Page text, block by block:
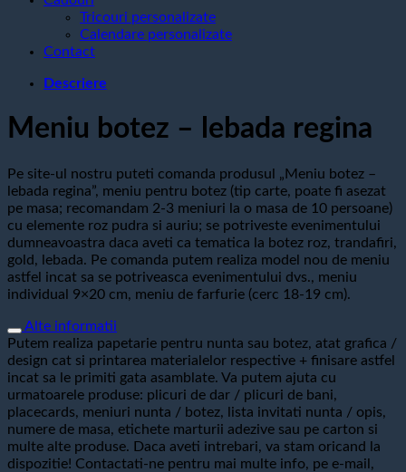
Tricouri personalizate
Calendare personalizate
Contact
Descriere
Meniu botez – lebada regina
Pe site-ul nostru puteti comanda produsul „Meniu botez –
lebada regina”, meniu pentru botez (tip carte, poate fi asezat
pe masa; recomandam 2-3 meniuri la o masa de 10 persoane)
cu elemente roz pudra si auriu; se potriveste evenimentului
dumneavoastra daca aveti ca tematica la botez roz, trandafiri,
gold, lebada. Pe comanda putem realiza model nou de meniu
astfel incat sa se potriveasca evenimentului dvs., meniu
individual 9×20 cm, meniu de farfurie (cerc 18-19 cm).
Alte informatii
Putem realiza papetarie pentru nunta sau botez, atat grafica /
design cat si printarea materialelor respective + finisare astfel
incat sa le primiti gata asamblate. Va putem ajuta cu
urmatoarele produse: plicuri de dar / plicuri de bani,
placecards, meniuri nunta / botez, lista invitati nunta / opis,
numere de masa, etichete marturii adezive sau pe carton si
multe alte produse. Daca aveti intrebari, va stam oricand la
dispozitie! Contactati-ne pentru mai multe info, pe e-mail,